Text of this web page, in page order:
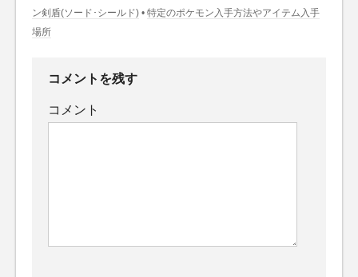
ン剣盾(ソード･シールド) • 特定のポケモン入手方法やアイテム入手
場所
コメントを残す
コメント